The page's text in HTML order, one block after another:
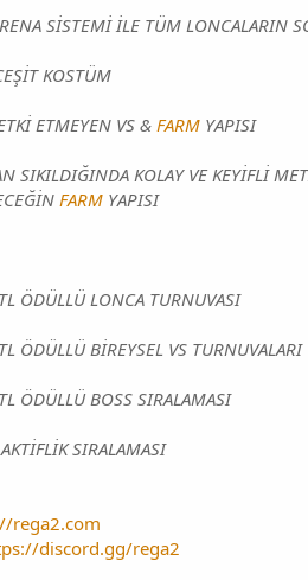
SİSTEMİ İLE TÜM LONCALARIN
KOSTÜM
ETMEYEN VS &FARM YAPISI
SIKILDIĞINDA KOLAY VE KEYİFLİ
FARM YAPISI
ÖDÜLLÜ LONCA TURNUVASI
ÖDÜLLÜ BİREYSEL VS TURNUVALARI
ÖDÜLLÜ BOSS SIRALAMASI
SIRALAMASI
rega2.com
discord.gg/rega2